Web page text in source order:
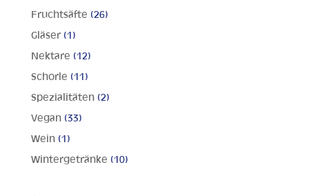
Fruchtsäfte (26)
Gläser (1)
Nektare (12)
Schorle (11)
Spezialitäten (2)
Vegan (33)
Wein (1)
Wintergetränke (10)